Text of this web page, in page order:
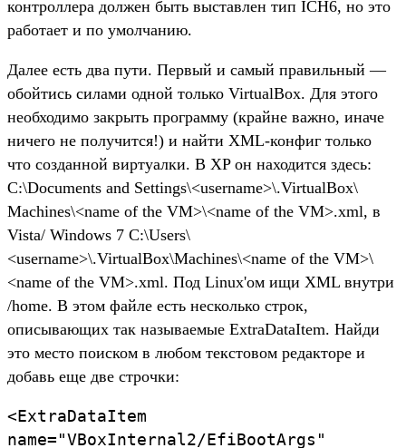
контроллера должен быть выставлен тип ICH6, но это
работает и по умолчанию.
Далее есть два пути. Первый и самый правильный —
обойтись силами одной только VirtualBox. Для этого
необходимо закрыть программу (крайне важно, иначе
ничего не получится!) и найти XML-конфиг только
что созданной виртуалки. В XP он находится здесь:
C:\Documents and Settings\<username>\.VirtualBox\
Machines\<name of the VM>\<name of the VM>.xml, в
Vista/ Windows 7 C:\Users\
<username>\.VirtualBox\Machines\<name of the VM>\
<name of the VM>.xml. Под Linux'ом ищи XML внутри
/home. В этом файле есть несколько строк,
описывающих так называемые ExtraDataItem. Найди
это место поиском в любом текстовом редакторе и
добавь еще две строчки:
<ExtraDataItem
name="VBoxInternal2/EfiBootArgs"